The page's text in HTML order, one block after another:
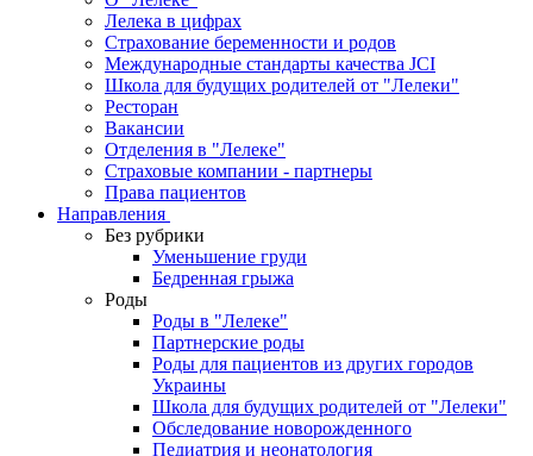
Лелека в цифрах
Страхование беременности и родов
Международные стандарты качества JCI
Школа для будущих родителей от "Лелеки"
Ресторан
Вакансии
Отделения в "Лелеке"
Страховые компании - партнеры
Права пациентов
Направления
Без рубрики
Уменьшение груди
Бедренная грыжа
Роды
Роды в "Лелеке"
Партнерские роды
Роды для пациентов из других городов
Украины
Школа для будущих родителей от "Лелеки"
Обследование новорожденного
Педиатрия и неонатология